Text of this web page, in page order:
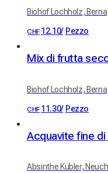
Biohof Lochholz, Berna
CHF 12.10/ Pezzo
Biohof Lochholz, Berna
CHF 11.30/ Pezzo
Absinthe Kübler,